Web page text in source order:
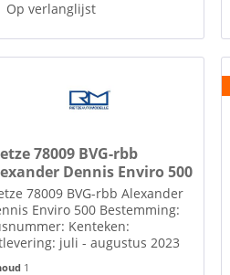
Op verlanglijst
78009 BVG-rbb
Dennis Enviro 500
78009 BVG-rbb Alexander
Enviro 500 Bestemming:
Kenteken:
juli - augustus 2023
1